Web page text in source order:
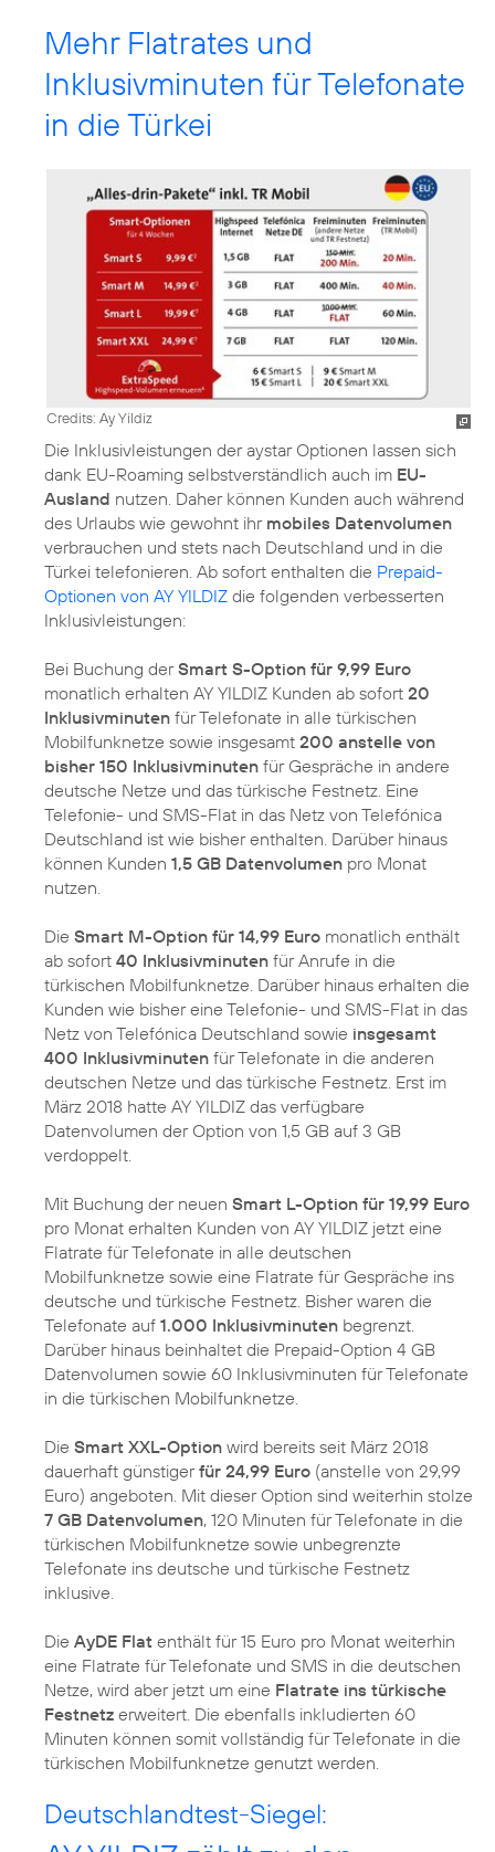
Mehr Flatrates und
Inklusivminuten für Telefonate
in die Türkei
Credits: Ay Yildiz
Die Inklusivleistungen der aystar Optionen lassen sich
dank EU-Roaming selbstverständlich auch im EU-
Ausland nutzen. Daher können Kunden auch während
des Urlaubs wie gewohnt ihr mobiles Datenvolumen
verbrauchen und stets nach Deutschland und in die
Türkei telefonieren. Ab sofort enthalten die Prepaid-
Optionen von AY YILDIZ die folgenden verbesserten
Inklusivleistungen:
Bei Buchung derSmart S-Option für 9,99 Euro
monatlich erhalten AY YILDIZ Kunden ab sofort 20
Inklusivminuten für Telefonate in alle türkischen
Mobilfunknetze sowie insgesamt 200 anstelle von
bisher 150 Inklusivminuten für Gespräche in andere
deutsche Netze und das türkische Festnetz. Eine
Telefonie- und SMS-Flat in das Netz von Telefónica
Deutschland ist wie bisher enthalten. Darüber hinaus
können Kunden 1,5 GB Datenvolumen pro Monat
nutzen.
Die Smart M-Option für 14,99 Euro monatlich enthält
ab sofort 40 Inklusivminuten für Anrufe in die
türkischen Mobilfunknetze. Darüber hinaus erhalten die
Kunden wie bisher eine Telefonie- und SMS-Flat in das
Netz von Telefónica Deutschland sowie insgesamt
400 Inklusivminuten für Telefonate in die anderen
deutschen Netze und das türkische Festnetz. Erst im
März 2018 hatte AY YILDIZ das verfügbare
Datenvolumen der Option von 1,5 GB auf 3 GB
verdoppelt.
Mit Buchung der neuen Smart L-Option für 19,99 Euro
pro Monat erhalten Kunden von AY YILDIZ jetzt eine
Flatrate für Telefonate in alle deutschen
Mobilfunknetze sowie eine Flatrate für Gespräche ins
deutsche und türkische Festnetz. Bisher waren die
Telefonate auf 1.000 Inklusivminuten begrenzt.
Darüber hinaus beinhaltet die Prepaid-Option 4 GB
Datenvolumen sowie 60 Inklusivminuten für Telefonate
in die türkischen Mobilfunknetze.
Die Smart XXL-Option wird bereits seit März 2018
dauerhaft günstigerfür 24,99 Euro (anstelle von 29,99
Euro) angeboten. Mit dieser Option sind weiterhin stolze
7 GB Datenvolumen, 120 Minuten für Telefonate in die
türkischen Mobilfunknetze sowie unbegrenzte
Telefonate ins deutsche und türkische Festnetz
inklusive.
Die AyDE Flat enthält für 15 Euro pro Monat weiterhin
eine Flatrate für Telefonate und SMS in die deutschen
Netze, wird aber jetzt um eine Flatrate ins türkische
Festnetz erweitert. Die ebenfalls inkludierten 60
Minuten können somit vollständig für Telefonate in die
türkischen Mobilfunknetze genutzt werden.
Deutschlandtest-Siegel: